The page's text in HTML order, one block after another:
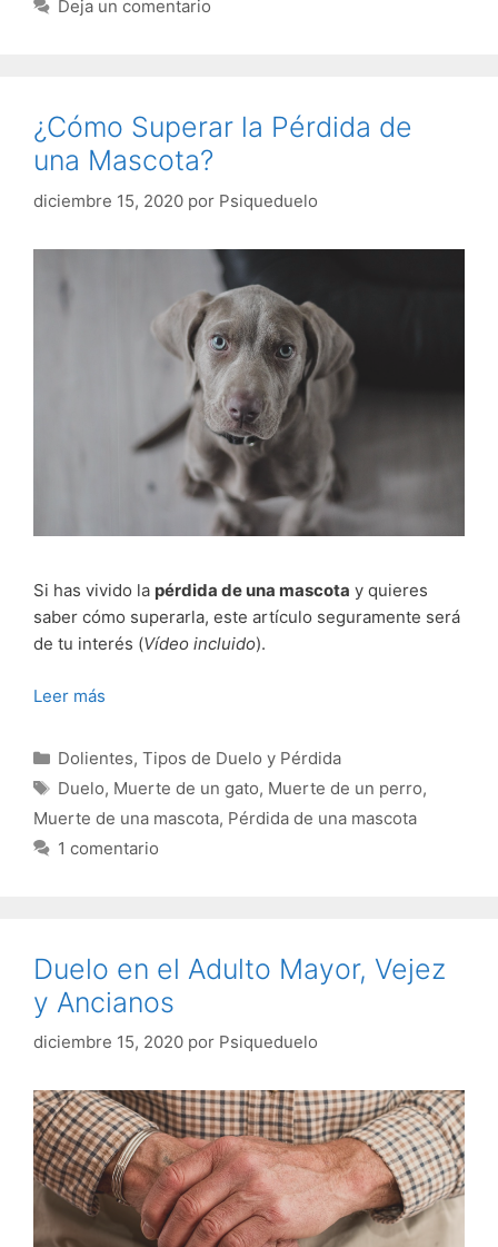
Deja un comentario
¿Cómo Superar la Pérdida de
una Mascota?
diciembre 15, 2020 por Psiqueduelo
Si has vivido la pérdida de una mascota y quieres
saber cómo superarla, este artículo seguramente será
de tu interés (Vídeo incluido).
Leer más
Categorías
Dolientes, Tipos de Duelo y Pérdida
Etiquetas
Duelo, Muerte de un gato, Muerte de un perro,
Muerte de una mascota, Pérdida de una mascota
1 comentario
Duelo en el Adulto Mayor, Vejez
y Ancianos
diciembre 15, 2020 por Psiqueduelo